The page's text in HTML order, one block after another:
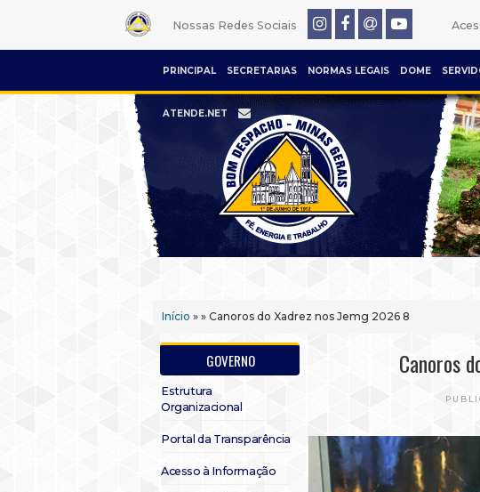
Nossas Redes Sociais
PRINCIPAL SECRETARIAS NORMAS LEGAIS DOME
ATENDE.NET
Início » » Canoros do Xadrez nos Jemg 2026 8
GOVERNO
Estrutura
Organizacional
Portal da Transparência
Acesso à Informação
Canoros